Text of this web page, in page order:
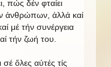
πώς δέν φταίει
ἀνθρώπων, ἀλλά καί
μέ τήν συνέργεια
τήν ζωή του.
ὅλες αὐτές τίς